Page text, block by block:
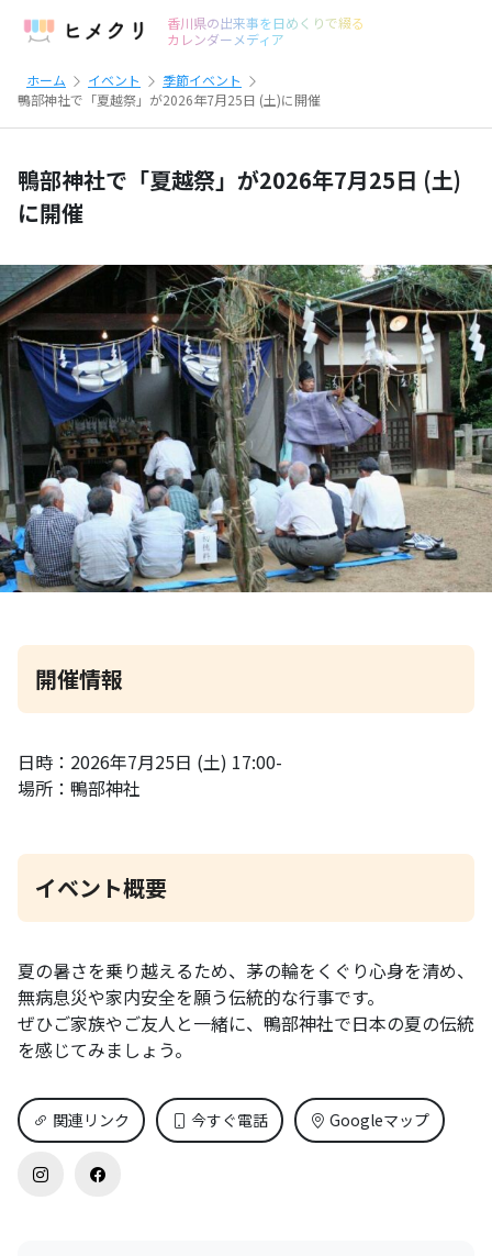
香川県の出来事を日めくりで綴る
カレンダーメディア
ホーム イベント
季節イベント
鴨部神社で「夏越祭」が2026年7月25日 (土)に開催
鴨部神社で「夏越祭」が2026年7月25日 (土)
に開催
開催情報
日時：2026年7月25日 (土) 17:00-
場所：鴨部神社
イベント概要
夏の暑さを乗り越えるため、茅の輪をくぐり心身を清め、
無病息災や家内安全を願う伝統的な行事です。
ぜひご家族やご友人と一緒に、鴨部神社で日本の夏の伝統
を感じてみましょう。
関連リンク 今すぐ電話 Googleマップ